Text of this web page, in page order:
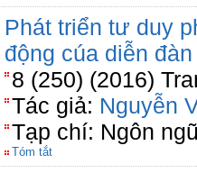
Phát triển tư duy
động cúa diễn
8 (250) (2016)
Tác giả: Nguyễn
Tạp chí: Ngôn
Tóm tắt